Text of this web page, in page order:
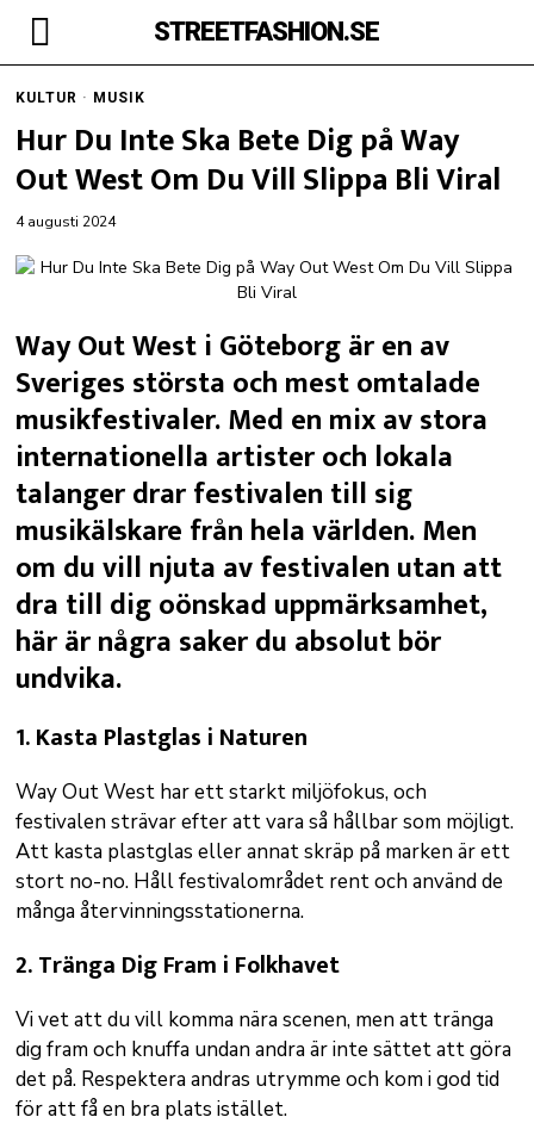
STREETFASHION.SE
KULTUR · MUSIK
Hur Du Inte Ska Bete Dig på Way
Out West Om Du Vill Slippa Bli Viral
4 augusti 2024
Way Out West i Göteborg är en av
Sveriges största och mest omtalade
musikfestivaler. Med en mix av stora
internationella artister och lokala
talanger drar festivalen till sig
musikälskare från hela världen. Men
om du vill njuta av festivalen utan att
dra till dig oönskad uppmärksamhet,
här är några saker du absolut bör
undvika.
1.Kasta Plastglas i Naturen
Way Out West har ett starkt miljöfokus, och
festivalen strävar efter att vara så hållbar som möjligt.
Att kasta plastglas eller annat skräp på marken är ett
stort no-no. Håll festivalområdet rent och använd de
många återvinningsstationerna.
2.Tränga Dig Fram i Folkhavet
Vi vet att du vill komma nära scenen, men att tränga
dig fram och knuffa undan andra är inte sättet att göra
det på. Respektera andras utrymme och kom i god tid
för att få en bra plats istället.